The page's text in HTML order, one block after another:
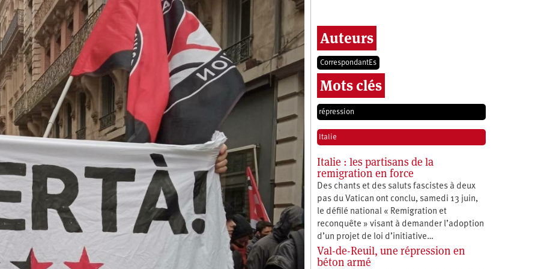
Auteurs
CorrespondantEs
Mots clés
répression
Italie
Italie : les partisans de la
remigration en force
Des chants et des saluts fascistes à deux
pas du Vatican ont conclu, samedi 13 juin,
le défilé national « Remigration et
reconquête » visant à demander l’adoption
d’un projet de loi d’initiative…
Val-de-Reuil, une répression en
béton armé